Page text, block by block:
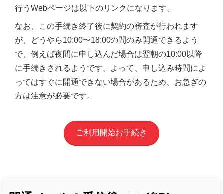
行うWebページは以下のリンクになります。
なお、この手続き終了後に契約の審査が行われます
が、どうやら10:00〜18:00の間のみ開通できるよう
で、例えば夜間に申し込んだ場合は翌朝の10:00以降
に手続きされるようです。よって、申し込み時間によ
ってはすぐに開通できない場合があるため、お急ぎの
方は注意が必要です。
ご利用開始お手続き